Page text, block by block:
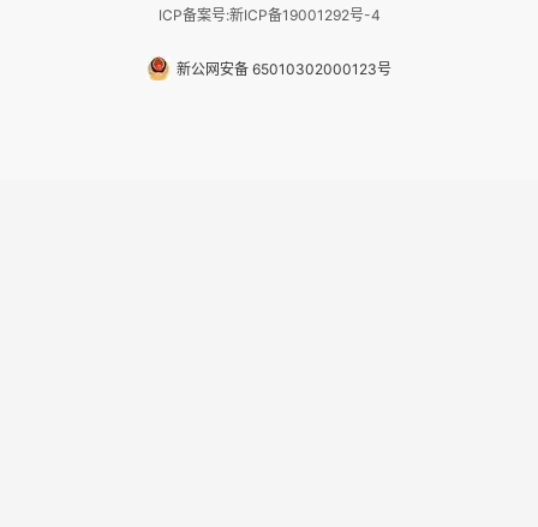
ICP备案号:新ICP备19001292号-4
新公网安备 65010302000123号